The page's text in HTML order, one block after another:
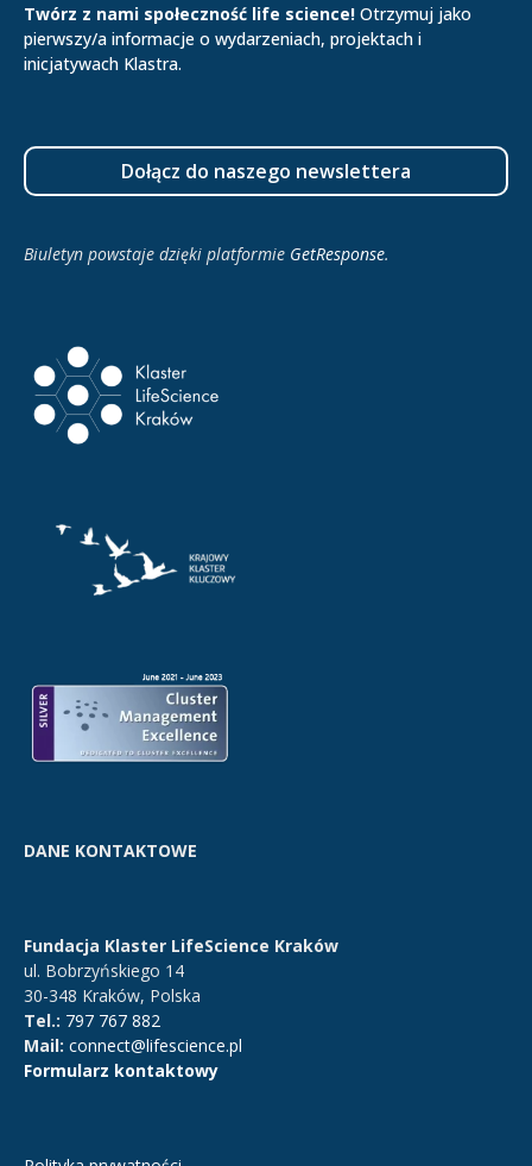
Twórz z nami społeczność life science! Otrzymuj jako
pierwszy/a informacje o wydarzeniach, projektach i
inicjatywach Klastra.
Dołącz do naszego newslettera
Biuletyn powstaje dzięki platformie GetResponse.
DANE KONTAKTOWE
Fundacja Klaster LifeScience Kraków
ul. Bobrzyńskiego 14
30-348 Kraków, Polska
Tel.: 797 767 882
Mail: connect@lifescience.pl
Formularz kontaktowy